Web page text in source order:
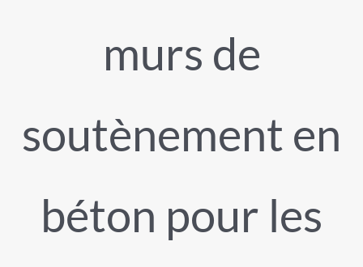
murs de
soutènement en
béton pour les